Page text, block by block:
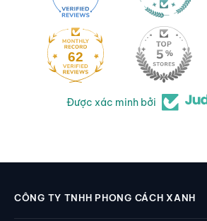
62
Được xác minh bởi
CÔNG TY TNHH PHONG CÁCH XANH